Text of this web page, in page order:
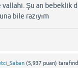
vallahi. Şu an bebeklik
bile razıyım
(5,937 puan)